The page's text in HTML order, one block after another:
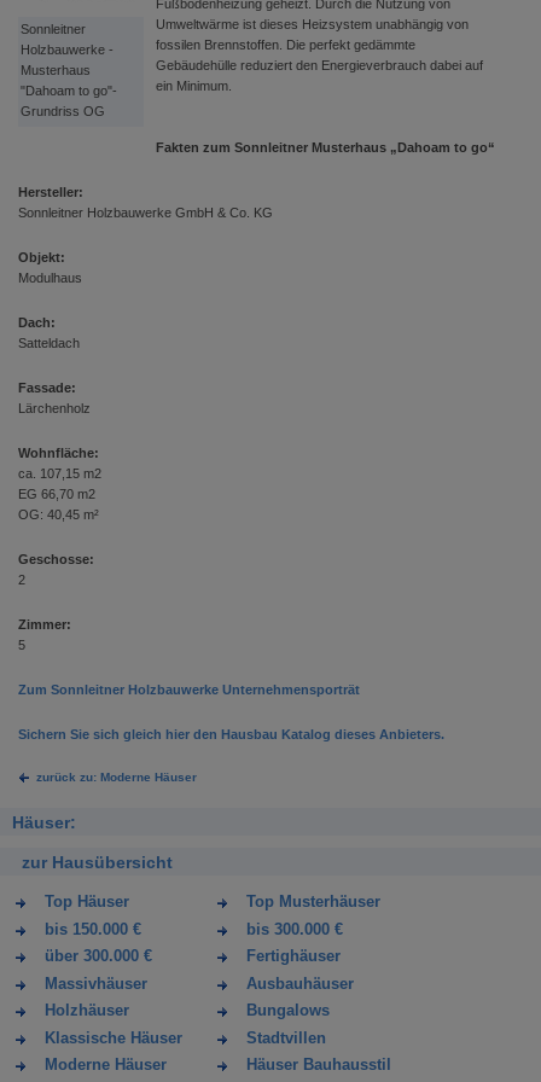
Sonnleitner
Holzbauwerke -
Musterhaus
"Dahoam to go"-
Grundriss OG
Fußbodenheizung geheizt. Durch die Nutzung von
Umweltwärme ist dieses Heizsystem unabhängig von
fossilen Brennstoffen. Die perfekt gedämmte
Gebäudehülle reduziert den Energieverbrauch dabei auf
ein Minimum.
Fakten zum Sonnleitner Musterhaus „Dahoam to go“
Hersteller:
Sonnleitner Holzbauwerke GmbH & Co. KG
Objekt:
Modulhaus
Dach:
Satteldach
Fassade:
Lärchenholz
Wohnfläche:
ca. 107,15 m2
EG 66,70 m2
OG: 40,45 m²
Geschosse:
2
Zimmer:
5
Zum Sonnleitner Holzbauwerke Unternehmensporträt
Sichern Sie sich gleich hier den Hausbau Katalog dieses Anbieters.
zurück zu: Moderne Häuser
Häuser:
zur Hausübersicht
Top Häuser
Top Musterhäuser
bis 150.000 €
bis 300.000 €
über 300.000 €
Fertighäuser
Massivhäuser
Ausbauhäuser
Holzhäuser
Bungalows
Klassische Häuser
Stadtvillen
Moderne Häuser
Häuser Bauhausstil